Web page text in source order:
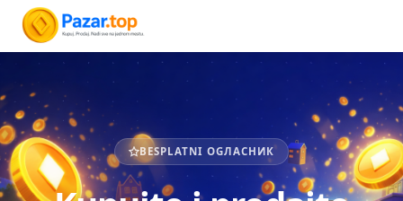
BESPLATNI OGЛАСНИК